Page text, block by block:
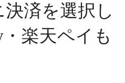
済を選択し
楽天ペイも